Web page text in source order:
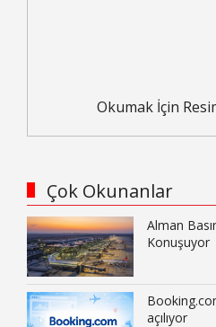
Okumak İçin
Çok Okunanlar
Alman
Konuşuyor
açılıyor